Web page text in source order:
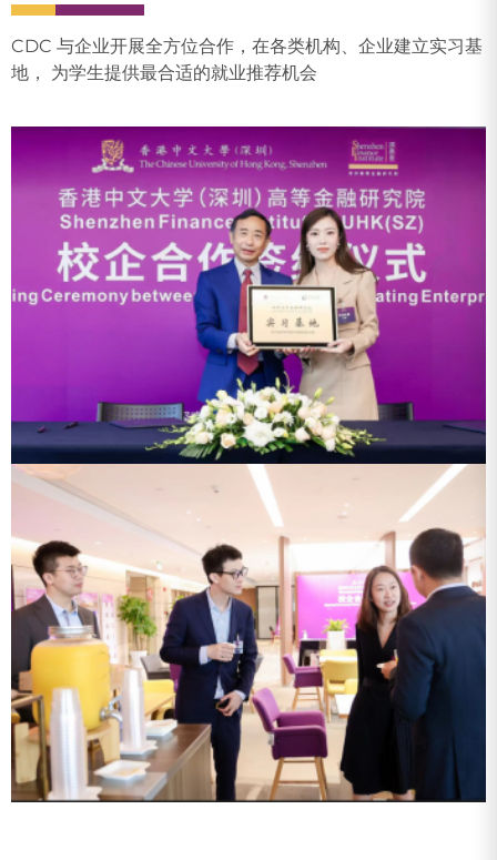
CDC 与企业开展全方位合作，在各类机构、企业建立实习基
地， 为学生提供最合适的就业推荐机会